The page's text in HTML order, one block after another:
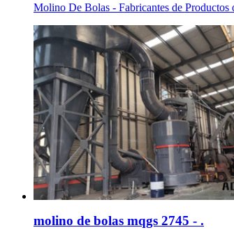
Molino De Bolas - Fabricantes de
molino de bolas mqgs 2745 - .